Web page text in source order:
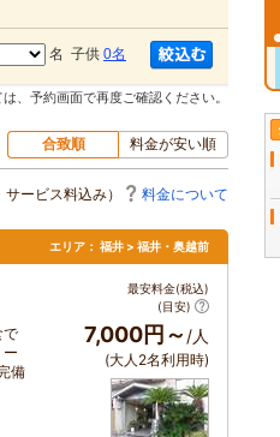
名 子供 0名
、予約画面で再度ご確認ください。
合致順 料金が安い順
ービス料込み） 料金について
エリア： 福井 > 福井・奥越前
で
備
最安料金(税込)
(目安)
7,000円～ /人
(大人2名利用時)